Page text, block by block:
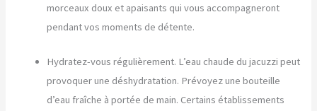
morceaux doux et apaisants qui vous accompagneront
pendant vos moments de détente.
Hydratez-vous régulièrement. L’eau chaude du jacuzzi peut
provoquer une déshydratation. Prévoyez une bouteille
d’eau fraîche à portée de main. Certains établissements